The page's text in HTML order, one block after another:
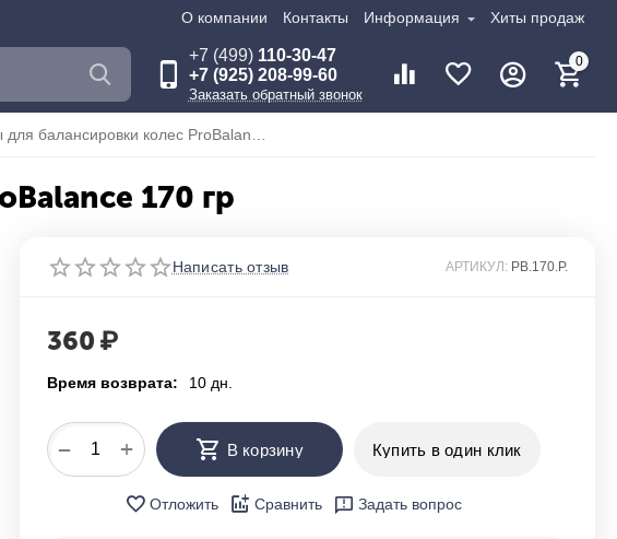
О компании Контакты Информация Хиты продаж
+7 (499)110-30-47
+7 (925) 208-99-60
Заказать обратный звонок
0
170 гр
Написать отзыв АРТИКУЛ: PB.170.P.
360 ₽
Время возврата: 10 дн.
+
− В корзину Купить в один клик
Отложить Сравнить Задать вопрос